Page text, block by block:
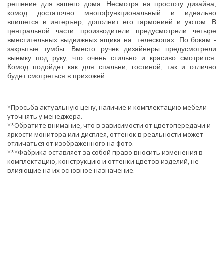
решение для вашего дома. Несмотря на простоту дизайна,
комод достаточно многофункциональный и идеально
впишется в интеръер, дополнит его гармонией и уютом. В
центральной части производители предусмотрели четыре
вместительных выдвижных ящика на телескопах. По бокам -
закрытые тумбы. Вместо ручек дизайнеры предусмотрели
выемку под руку, что очень стильно и красиво смотрится.
Комод подойдет как для спальни, гостиной, так и отлично
будет смотреться в прихожей.
*Просьба актуальную цену, наличие и комплектацию мебели
уточнять у менеджера.
**Обратите внимание, что в зависимости от цветопередачи и
яркости монитора или дисплея, оттенок в реальности может
отличаться от изображенного на фото.
***Фабрика оставляет за собой право вносить изменения в
комплектацию, конструкцию и оттенки цветов изделий, не
влияющие на их основное назначение.